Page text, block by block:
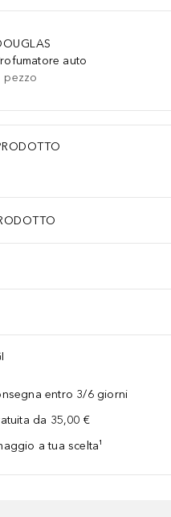
auto
pezzo
entro 3/6 giorni
da 35,00 €
a tua scelta¹